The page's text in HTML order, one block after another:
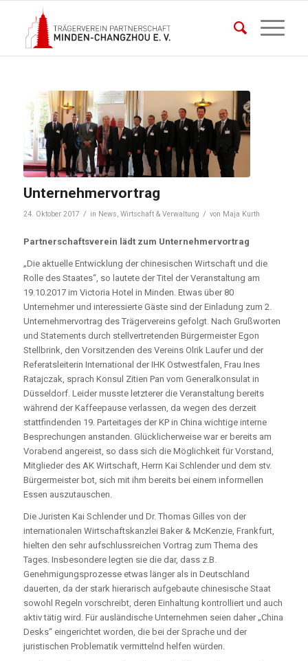
Unternehmervortrag
24. Oktober 2017 / in News, Wirtschaft & Verwaltung / von Maja Kurth
Partnerschaftsverein lädt zum Unternehmervortrag
„Die aktuelle Entwicklung der chinesischen Wirtschaft und die
Rolle des Staates“, so lautete der Titel der Veranstaltung am
19.10.2017 im Victoria Hotel in Minden. Etwas über 80
Unternehmer und interessierte Gäste sind der Einladung zum 2.
Unternehmervortrag des Trägervereins gefolgt. Nach Grußworten
und Statements durch stellvertretenden Bürgermeister Egon
Stellbrink, den Vorsitzenden des Vereins Olrik Laufer und der
Referatsleiterin International der IHK Ostwestfalen, Frau Ines
Ratajczak, sprach Konsul Zitien Pan vom Generalkonsulat in
Düsseldorf. Leider musste letzterer die Veranstaltung bereits
während der Kaffeepause verlassen, da wegen des derzeit
stattfindenden 19. Parteitages der KP in China wichtige interne
Besprechungen anstanden. Glücklicherweise war er bereits am
Vorabend angereist, so dass sich die Möglichkeit für Vorstand,
Mitglieder des AK Wirtschaft, Herrn Kai Schlender und dem stv.
Bürgermeister bot, sich mit ihm bereits bei einem informellen
Essen auszutauschen.
Die Juristen Kai Schlender und Dr. Thomas Gilles von der
internationalen Wirtschaftskanzlei Baker & McKenzie, Frankfurt,
hielten den sehr aufschlussreichen Vortrag zum Thema des
Tages. Insbesondere legten sie die dar, dass z.B.
Genehmigungsprozesse etwas länger als in Deutschland
dauerten, da der stark hierarisch aufgebaute chinesische Staat
sowohl Regeln vorschreibt, deren Einhaltung kontrolliert und auch
aktiv tätig wird. Für ausländische Unternehmen seien daher „China
Desks“ eingerichtet worden, die bei der Sprache und der
juristischen Problematik vermittelnd helfen würden.